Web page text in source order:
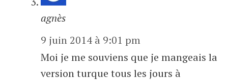
agnès
9 juin 2014 à 9:01 pm
Moi je me souviens que je mangeais la
version turque tous les jours à